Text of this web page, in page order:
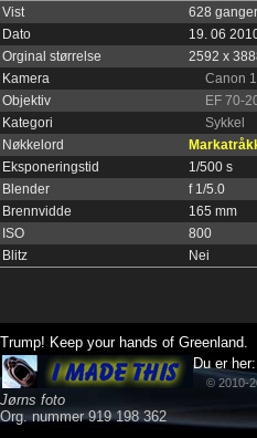
Vist
628
Dato
19. 06
Orginal størrelse
2592 x
Kamera
Canon
Objektiv
EF 70-
Kategori
Sykkel
Nøkkelord
Eksponeringstid
1/500 s
Blender
f 1/5.0
Brennvidde
165 mm
ISO
800
Blitz
Nei
Trump! Keep your hands of Greenland.
Jørns foto
Org. nummer 919 198 362
Du er her:
© 2010-